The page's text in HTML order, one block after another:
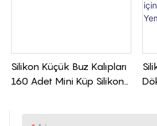
Silikon Küçük Buz Kalıpları
160 Adet Mini Küp Silikon